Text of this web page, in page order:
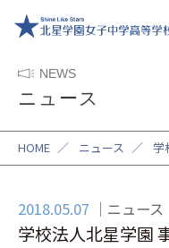
NEWS
ニュース
HOME ／ ニュース ／ 学
2018.05.07 ニュース
学校法人北星学園